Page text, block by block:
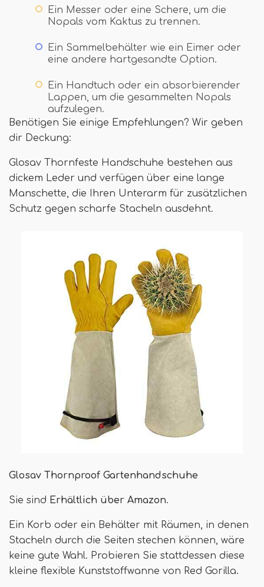
Ein Messer oder eine Schere, um die
Nopals vom Kaktus zu trennen.
Ein Sammelbehälter wie ein Eimer oder
eine andere hartgesandte Option.
Ein Handtuch oder ein absorbierender
Lappen, um die gesammelten Nopals
aufzulegen.
Benötigen Sie einige Empfehlungen? Wir geben
dir Deckung:
Glosav Thornfeste Handschuhe bestehen aus
dickem Leder und verfügen über eine lange
Manschette, die Ihren Unterarm für zusätzlichen
Schutz gegen scharfe Stacheln ausdehnt.
Glosav Thornproof Gartenhandschuhe
Sie sind Erhältlich über Amazon.
Ein Korb oder ein Behälter mit Räumen, in denen
Stacheln durch die Seiten stechen können, wäre
keine gute Wahl. Probieren Sie stattdessen diese
kleine flexible Kunststoffwanne von Red Gorilla.